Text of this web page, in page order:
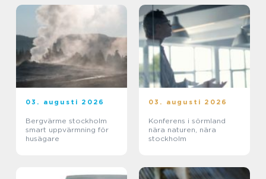
03. augusti 2026
Bergvärme stockholm
smart uppvärmning för
husägare
03. augusti 2026
Konferens i sörmland
nära naturen, nära
stockholm